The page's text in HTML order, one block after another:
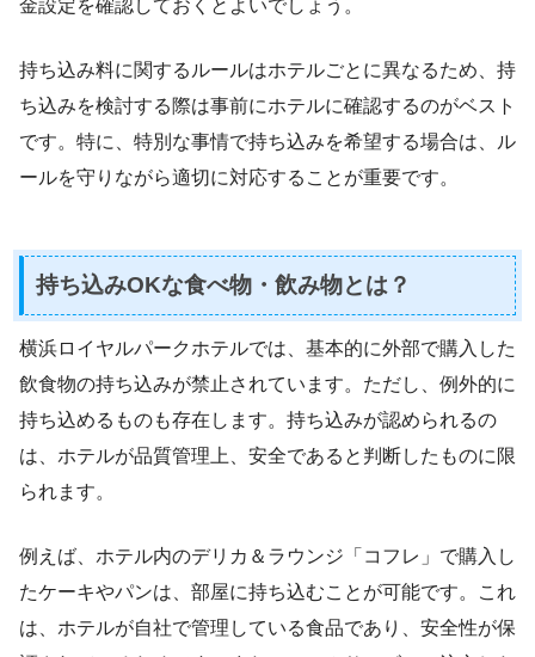
金設定を確認しておくとよいでしょう。
持ち込み料に関するルールはホテルごとに異なるため、持
ち込みを検討する際は事前にホテルに確認するのがベスト
です。特に、特別な事情で持ち込みを希望する場合は、ル
ールを守りながら適切に対応することが重要です。
持ち込みOKな食べ物・飲み物とは？
横浜ロイヤルパークホテルでは、基本的に外部で購入した
飲食物の持ち込みが禁止されています。ただし、例外的に
持ち込めるものも存在します。持ち込みが認められるの
は、ホテルが品質管理上、安全であると判断したものに限
られます。
例えば、ホテル内のデリカ＆ラウンジ「コフレ」で購入し
たケーキやパンは、部屋に持ち込むことが可能です。これ
は、ホテルが自社で管理している食品であり、安全性が保